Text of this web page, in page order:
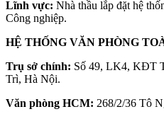
Lĩnh vực: Nhà thầu lắp đặt hệ
Công nghiệp.
HỆ THỐNG VĂN PHÒNG
Trụ sở chính: Số 49, LK4, KĐT
Trì, Hà Nội.
Văn phòng HCM: 268/2/36 Tô